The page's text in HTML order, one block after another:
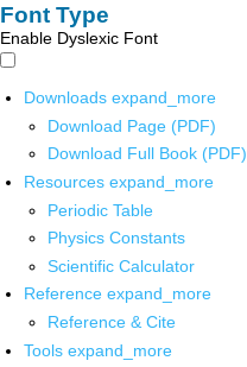
Font Type
Enable Dyslexic Font
Downloads expand_more
Download Page (PDF)
Download Full Book (PDF)
Resources expand_more
Periodic Table
Physics Constants
Scientific Calculator
Reference expand_more
Reference & Cite
Tools expand_more